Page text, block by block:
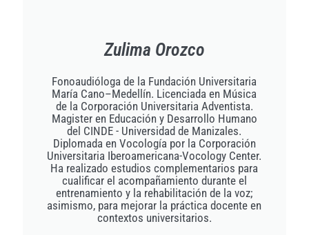
Zulima Orozco
Fonoaudióloga de la Fundación Universitaria
María Cano–Medellín. Licenciada en Música
de la Corporación Universitaria Adventista.
Magister en Educación y Desarrollo Humano
del CINDE - Universidad de Manizales.
Diplomada en Vocología por la Corporación
Universitaria Iberoamericana-Vocology Center.
Ha realizado estudios complementarios para
cualificar el acompañamiento durante el
entrenamiento y la rehabilitación de la voz;
asimismo, para mejorar la práctica docente en
contextos universitarios.